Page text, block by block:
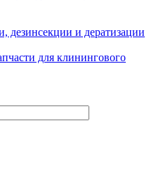
дезинсекции и дератизации
для клинингового